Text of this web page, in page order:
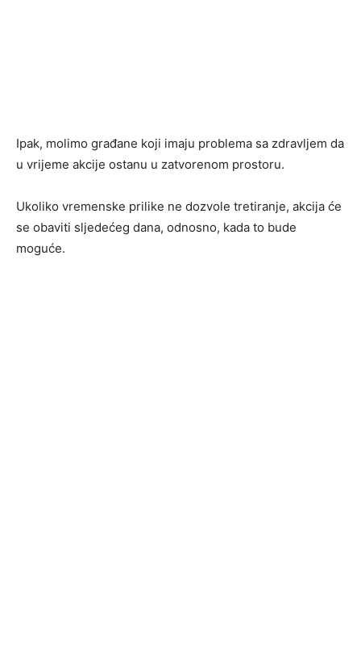
Ipak, molimo građane koji imaju problema sa zdravljem da
u vrijeme akcije ostanu u zatvorenom prostoru.
Ukoliko vremenske prilike ne dozvole tretiranje, akcija će
se obaviti sljedećeg dana, odnosno, kada to bude
moguće.